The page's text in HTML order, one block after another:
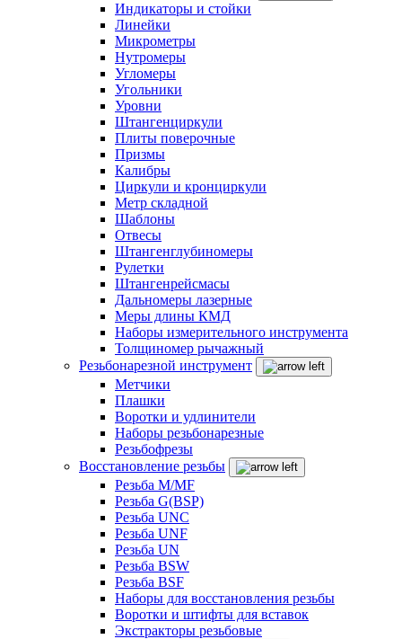
Индикаторы и стойки
Линейки
Микрометры
Нутромеры
Угломеры
Угольники
Уровни
Штангенциркули
Плиты поверочные
Призмы
Калибры
Циркули и кронциркули
Метр складной
Шаблоны
Отвесы
Штангенглубиномеры
Рулетки
Штангенрейсмасы
Дальномеры лазерные
Меры длины КМД
Наборы измерительного инструмента
Толщиномер рычажный
Резьбонарезной инструмент
Метчики
Плашки
Воротки и удлинители
Наборы резьбонарезные
Резьбофрезы
Восстановление резьбы
Резьба M/MF
Резьба G(BSP)
Резьба UNC
Резьба UNF
Резьба UN
Резьба BSW
Резьба BSF
Наборы для восстановления резьбы
Воротки и штифты для вставок
Экстракторы резьбовые